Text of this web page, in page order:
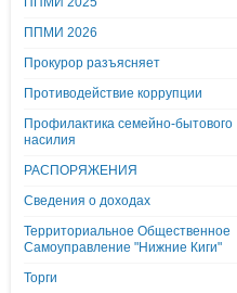
ППМИ 2026
Прокурор разъясняет
Противодействие коррупции
Профилактика семейно-бытового
насилия
РАСПОРЯЖЕНИЯ
Сведения о доходах
Территориальное Общественное
Самоуправление "Нижние Киги"
Торги